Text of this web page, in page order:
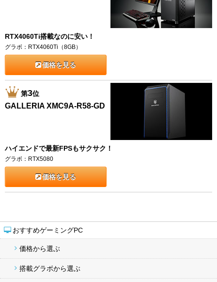
おすすめゲーミングPC
価格から選ぶ
搭載グラボから選ぶ
RTX4060Ti搭載なのに安い！
グラボ：RTX4060Ti（8GB）
価格を見る
第3位
GALLERIA XMC9A-R58-GD
ハイエンドで最新FPSもサクサク！
グラボ：RTX5080
価格を見る